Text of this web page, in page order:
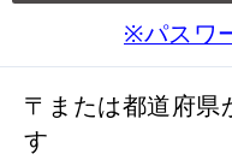
※パスワ
〒または都道府県
す